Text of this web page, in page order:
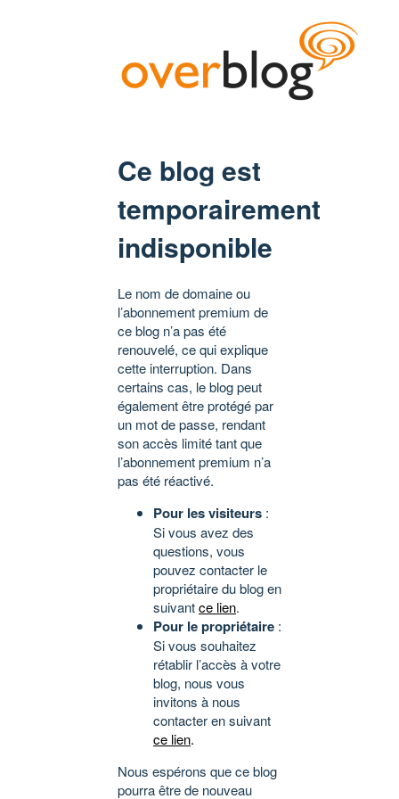
Ce blog est
temporairement
indisponible
Le nom de domaine ou
l’abonnement premium de
ce blog n’a pas été
renouvelé, ce qui explique
cette interruption. Dans
certains cas, le blog peut
également être protégé par
un mot de passe, rendant
son accès limité tant que
l’abonnement premium n’a
pas été réactivé.
Pour les visiteurs :
Si vous avez des
questions, vous
pouvez contacter le
propriétaire du blog en
suivantce lien.
Pour le propriétaire :
Si vous souhaitez
rétablir l’accès à votre
blog, nous vous
invitons à nous
contacter en suivant
ce lien.
Nous espérons que ce blog
pourra être de nouveau